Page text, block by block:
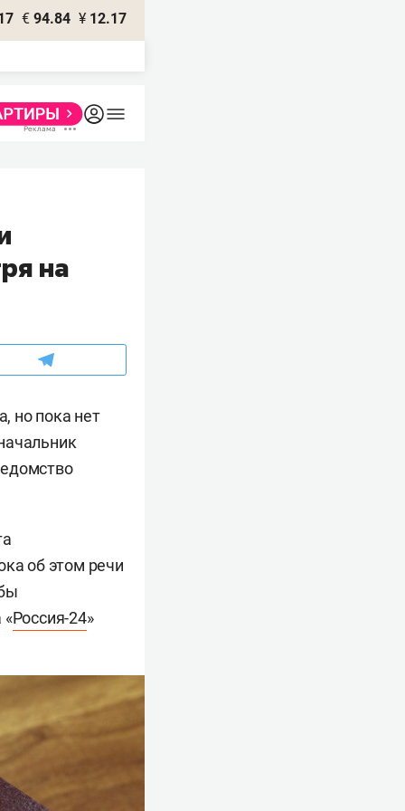
€ 94.84 ¥ 12.17
на
но пока нет
об этом речи
«Россия-24»